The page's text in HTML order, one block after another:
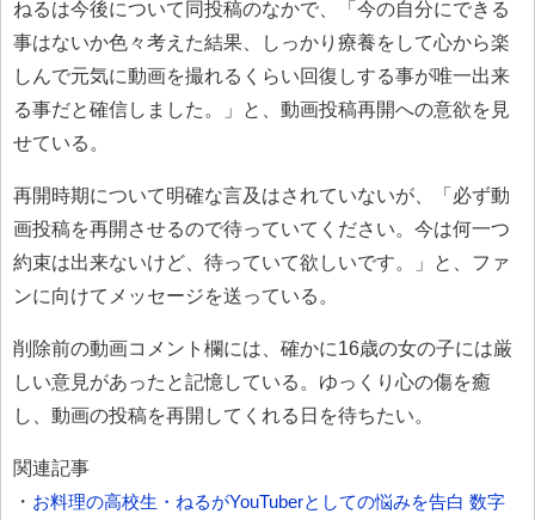
ねるは今後について同投稿のなかで、「今の自分にできる
事はないか色々考えた結果、しっかり療養をして心から楽
しんで元気に動画を撮れるくらい回復しする事が唯一出来
る事だと確信しました。」と、動画投稿再開への意欲を見
せている。
再開時期について明確な言及はされていないが、「必ず動
画投稿を再開させるので待っていてください。今は何一つ
約束は出来ないけど、待っていて欲しいです。」と、ファ
ンに向けてメッセージを送っている。
削除前の動画コメント欄には、確かに16歳の女の子には厳
しい意見があったと記憶している。ゆっくり心の傷を癒
し、動画の投稿を再開してくれる日を待ちたい。
関連記事
・ お料理の高校生・ねるがYouTuberとしての悩みを告白 数字